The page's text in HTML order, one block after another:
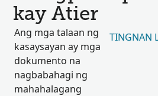
kay Atier
Ang mga talaan ng
kasaysayan ay mga
dokumento na
nagbabahagi ng
mahahalagang
TINGNAN